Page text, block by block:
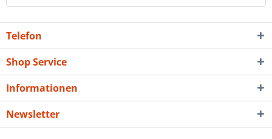
Telefon
Shop Service
Informationen
Newsletter